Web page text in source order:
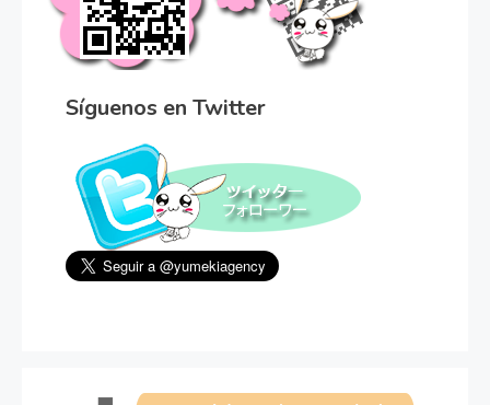
Síguenos en Twitter